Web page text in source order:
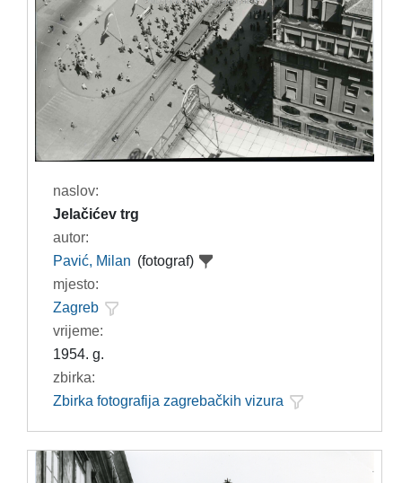
naslov:
Jelačićev trg
autor:
Pavić, Milan (fotograf)
mjesto:
Zagreb
vrijeme:
1954. g.
zbirka:
Zbirka fotografija zagrebačkih vizura